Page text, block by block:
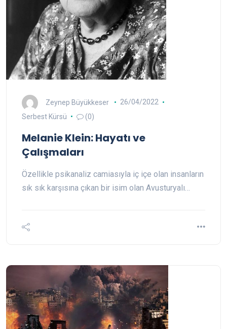
Zeynep Büyükkeser
26/04/2022
Serbest Kürsü
(0)
Melanie Klein: Hayatı ve
Çalışmaları
Özellikle psikanaliz camiasıyla iç içe olan insanların
sık sık karşısına çıkan bir isim olan Avusturyalı…